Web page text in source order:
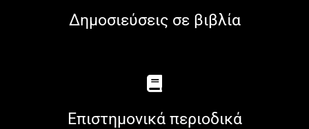
Δημοσιεύσεις σε βιβλία
Επιστημονικά περιοδικά